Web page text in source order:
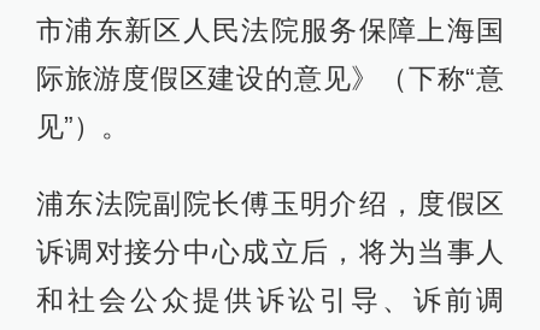
市浦东新区人民法院服务保障上海国
际旅游度假区建设的意见》（下称“意
见”）。
浦东法院副院长傅玉明介绍，度假区
诉调对接分中心成立后，将为当事人
和社会公众提供诉讼引导、诉前调